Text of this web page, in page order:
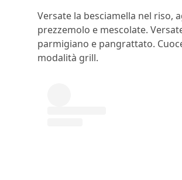
Versate la besciamella nel riso,
prezzemolo e mescolate.
parmigiano e pangrattato.
modalità grill.